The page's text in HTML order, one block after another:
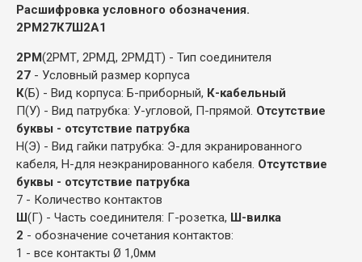
Расшифровка условного обозначения.
2РМ27К7Ш2А1
2РМ(2РМТ, 2РМД, 2РМДТ) - Тип соединителя
27 - Условный размер корпуса
К(Б) - Вид корпуса: Б-приборный, К-кабельный
П(У) - Вид патрубка: У-угловой, П-прямой. Отсутствие
буквы - отсутствие патрубка
Н(Э) - Вид гайки патрубка: Э-для экранированного
кабеля, Н-для неэкранированного кабеля. Отсутствие
буквы - отсутствие патрубка
7 - Количество контактов
Ш(Г) - Часть соединителя: Г-розетка, Ш-вилка
2 - обозначение сочетания контактов:
1 - все контакты Ø 1,0мм